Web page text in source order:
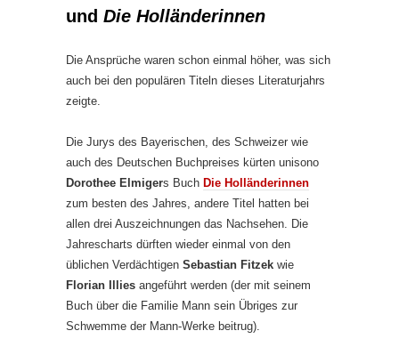
und Die Holländerinnen
Die Ansprüche waren schon einmal höher, was sich
auch bei den populären Titeln dieses Literaturjahrs
zeigte.
Die Jurys des Bayerischen, des Schweizer wie
auch des Deutschen Buchpreises kürten unisono
Dorothee Elmigers Buch Die Holländerinnen
zum besten des Jahres, andere Titel hatten bei
allen drei Auszeichnungen das Nachsehen. Die
Jahrescharts dürften wieder einmal von den
üblichen Verdächtigen Sebastian Fitzek wie
Florian Illies angeführt werden (der mit seinem
Buch über die Familie Mann sein Übriges zur
Schwemme der Mann-Werke beitrug).